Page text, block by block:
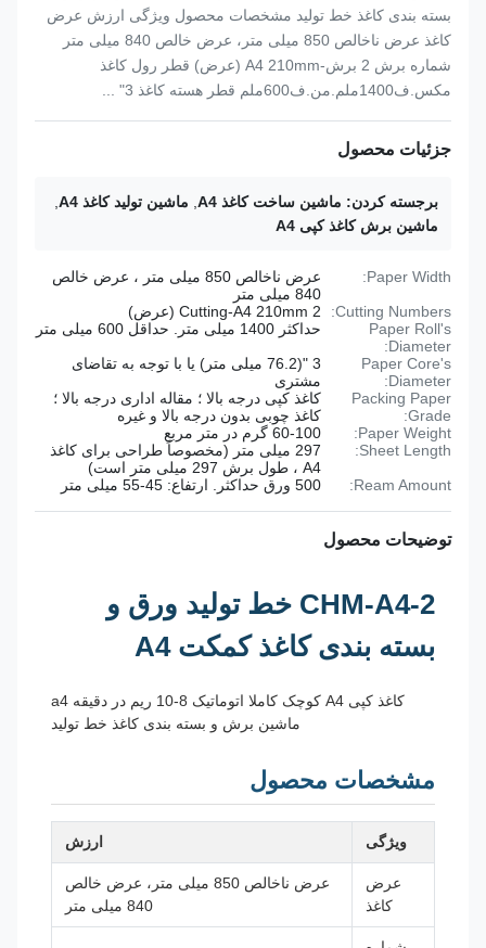
بسته بندی کاغذ خط تولید مشخصات محصول ویژگی ارزش عرض
کاغذ عرض ناخالص 850 میلی متر، عرض خالص 840 میلی متر
شماره برش 2 برش-A4 210mm (عرض) قطر رول کاغذ
مکس.ف1400ملم.من.ف600ملم قطر هسته کاغذ 3" ...
جزئیات محصول
برجسته کردن: ماشین ساخت کاغذ A4 ,ماشین تولید کاغذ A4
,
ماشین برش کاغذ کپی A4
Paper Width:
عرض ناخالص 850 میلی متر ، عرض خالص
Cutting Numbers:
2 Cutting-A4 210mm (عرض)
Paper Roll's
Diameter:
حداکثر 1400 میلی متر. حداقل 600 میلی متر
Paper Core's
Diameter:
3 "(76.2 میلی متر) یا با توجه به تقاضای
مشتری
Packing Paper
Grade:
کاغذ کپی درجه بالا ؛ مقاله اداری درجه بالا ؛
کاغذ چوبی بدون درجه بالا و غیره
Paper Weight:
60-100 گرم در متر مربع
Sheet Length:
297 میلی متر (مخصوصاً طراحی برای کاغذ
Ream Amount:
500 ورق حداکثر. ارتفاع: 45-55 میلی متر
توضیحات محصول
CHM-A4-2 خط تولید ورق و
بسته بندی کاغذ کمکت A4
کاغذ کپی A4 کوچک کاملا اتوماتیک 8-10 ریم در دقیقه a4
ماشین برش و بسته بندی کاغذ خط تولید
مشخصات محصول
ویژگی
عرض ناخالص 850 میلی متر، عرض خالص